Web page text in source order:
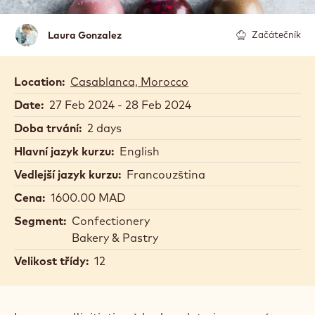
Laura
Gonzalez
Laura Gonzalez Začátečník
Location: Casablanca, Morocco
Date: 27 Feb 2024 - 28 Feb 2024
Doba trvání: 2 days
Hlavní jazyk kurzu: English
Vedlejší jazyk kurzu: Francouzština
Cena: 1600.00 MAD
Segment: Confectionery
Bakery & Pastry
Velikost třídy: 12